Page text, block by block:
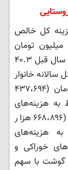
کل خالص
سالانه یک خانوار روستایی حدود ۱۱۰ میلیون تومان
(۱،۱۰۶،۵۹۰ هزار ریال) بوده که نسبت به سال قبل ۴۰.۳
خانوار
روستایی تقریبا معادل ۴۴ میلیون تومان (۴۳۷،۶۹۴
درصد مربوط به هزینه‌های
خوراکی و دخانی و ۶۷ میلیون تومان (۶۶۸،۸۹۶ هزار
مربوط به هزینه‌های
خوراکی و
گوشت با سهم